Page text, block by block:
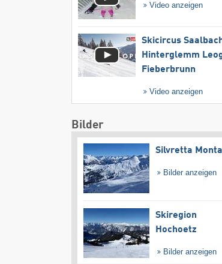
Video anzeigen
Skicircus
Hinterglemm
Fieberbrunn
Video anzeigen
Bilder
Silvretta
Bilder anzeigen
Skiregion
Hochoetz
Bilder anzeigen